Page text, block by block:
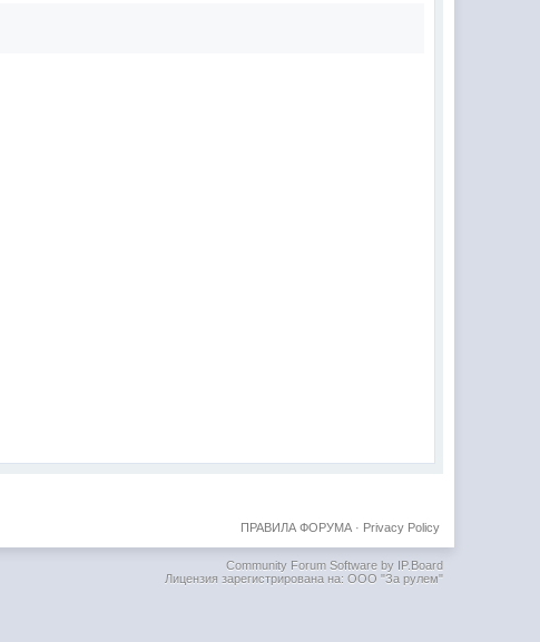
Privacy Policy
ПРАВИЛА ФОРУМА·
Community Forum Software by IP.Board
Лицензия зарегистрирована на: ООО "За рулем"